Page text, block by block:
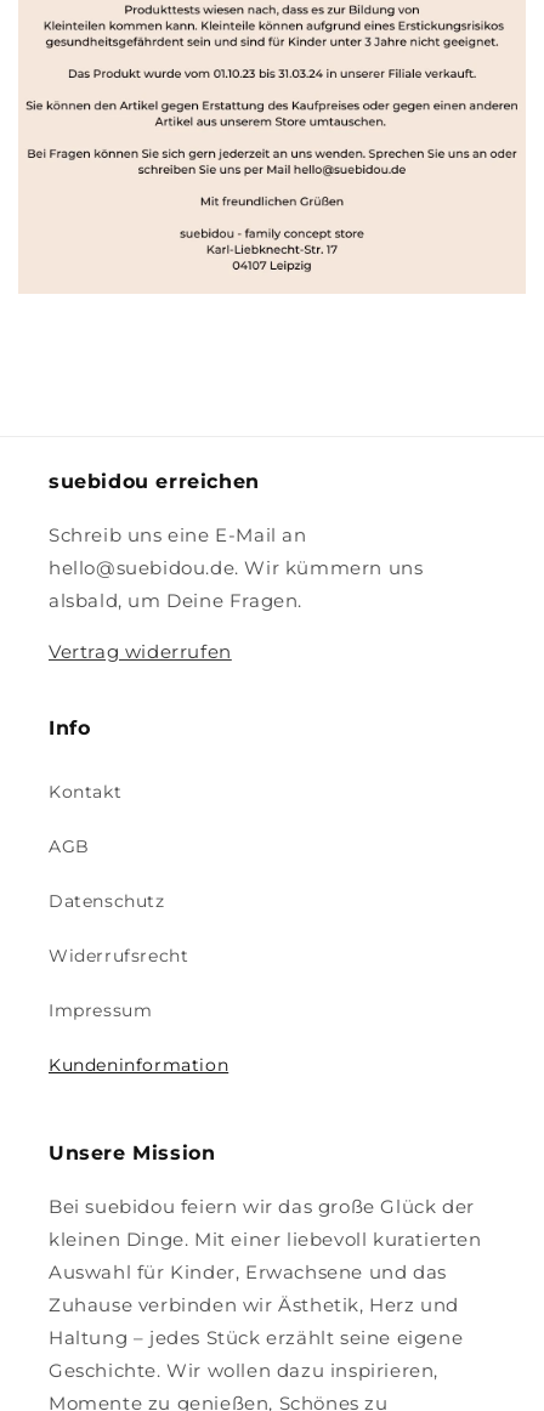
suebidou erreichen
Schreib uns eine E-Mail an
hello@suebidou.de. Wir kümmern uns
alsbald, um Deine Fragen.
Vertrag widerrufen
Info
Kontakt
AGB
Datenschutz
Widerrufsrecht
Impressum
Kundeninformation
Unsere Mission
Bei suebidou feiern wir das große Glück der
kleinen Dinge. Mit einer liebevoll kuratierten
Auswahl für Kinder, Erwachsene und das
Zuhause verbinden wir Ästhetik, Herz und
Haltung – jedes Stück erzählt seine eigene
Geschichte. Wir wollen dazu inspirieren,
Momente zu genießen, Schönes zu